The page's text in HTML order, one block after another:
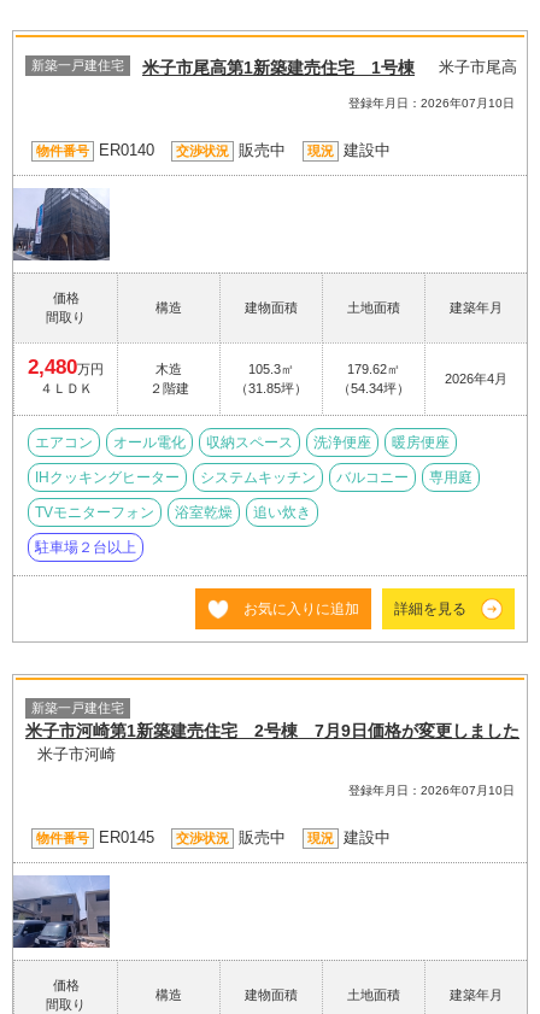
新築一戸建住宅 米子市尾高第1新築建売住宅 1号棟 米子市尾高
登録年月日：2026年07月10日
物件番号 ER0140 交渉状況 販売中 現況 建設中
価格
間取り
構造 建物面積 土地面積 建築年月
2,480万円
４ＬＤＫ
木造
２階建
105.3㎡
（31.85坪）
179.62㎡
（54.34坪）
2026年4月
エアコン オール電化 収納スペース 洗浄便座 暖房便座
IHクッキングヒーター システムキッチン バルコニー 専用庭
TVモニターフォン 浴室乾燥 追い炊き
駐車場２台以上
お気に入りに追加 詳細を見る
新築一戸建住宅
米子市河崎第1新築建売住宅 2号棟 7月9日価格が変更しました
米子市河崎
登録年月日：2026年07月10日
物件番号 ER0145 交渉状況 販売中 現況 建設中
価格
間取り
構造 建物面積 土地面積 建築年月